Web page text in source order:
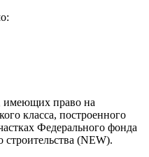
имеющих право на
класса, построенного
Федерального фонда
(NEW).